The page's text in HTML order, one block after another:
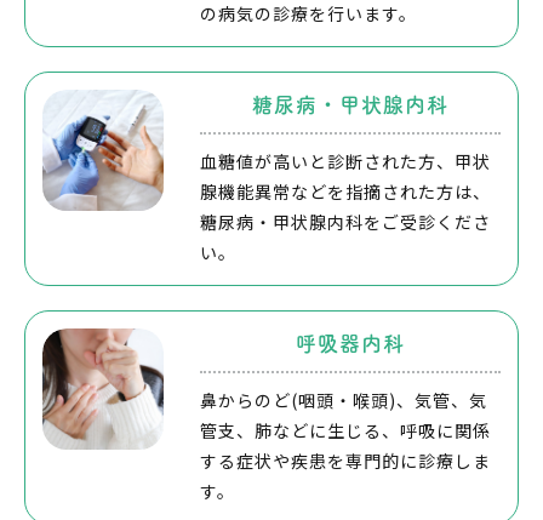
の病気の診療を行います。
糖尿病・甲状腺内科
血糖値が高いと診断された方、甲状
腺機能異常などを指摘された方は、
糖尿病・甲状腺内科をご受診くださ
い。
呼吸器内科
鼻からのど(咽頭・喉頭)、気管、気
管支、肺などに生じる、呼吸に関係
する症状や疾患を専門的に診療しま
す。